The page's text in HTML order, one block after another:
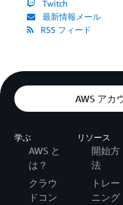
Twitch
最新情報メール
RSS フィード
AWS アカ
学ぶ
AWS と
は？
クラウ
ドコン
リソース
開始方
法
トレー
ニング